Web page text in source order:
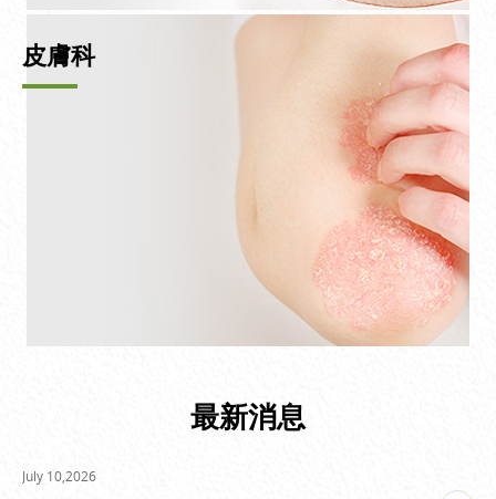
皮膚科
最新消息
July 10,2026